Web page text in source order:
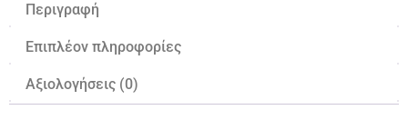
Περιγραφή
Επιπλέον πληροφορίες
Αξιολογήσεις (0)